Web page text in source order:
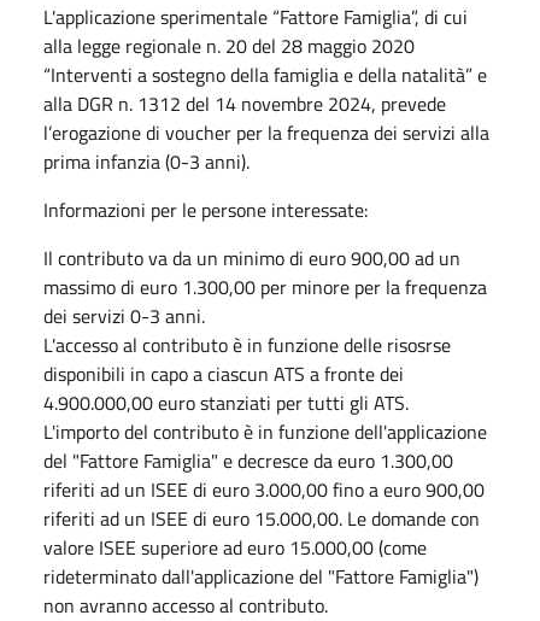
L'applicazione sperimentale “Fattore Famiglia”, di cui
alla legge regionale n. 20 del 28 maggio 2020
“Interventi a sostegno della famiglia e della natalità” e
alla DGR n. 1312 del 14 novembre 2024, prevede
l’erogazione di voucher per la frequenza dei servizi alla
prima infanzia (0-3 anni).
Informazioni per le persone interessate:
Il contributo va da un minimo di euro 900,00 ad un
massimo di euro 1.300,00 per minore per la frequenza
dei servizi 0-3 anni.
L'accesso al contributo è in funzione delle risosrse
disponibili in capo a ciascun ATS a fronte dei
4.900.000,00 euro stanziati per tutti gli ATS.
L'importo del contributo è in funzione dell'applicazione
del "Fattore Famiglia" e decresce da euro 1.300,00
riferiti ad un ISEE di euro 3.000,00 fino a euro 900,00
riferiti ad un ISEE di euro 15.000,00. Le domande con
valore ISEE superiore ad euro 15.000,00 (come
rideterminato dall'applicazione del "Fattore Famiglia")
non avranno accesso al contributo.